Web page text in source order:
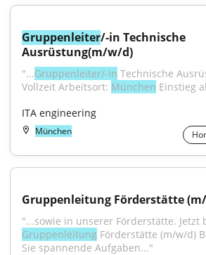
Gruppenleiter/-in Technische
Ausrüstung(m/w/d)
"...Gruppenleiter/-in Technische
Vollzeit Arbeitsort: München Einstieg
ITA engineering
München
Gruppenleitung Förderstätte
Gruppenleitung Förderstätte (m/w/d)
Sie spannende Aufgaben..."